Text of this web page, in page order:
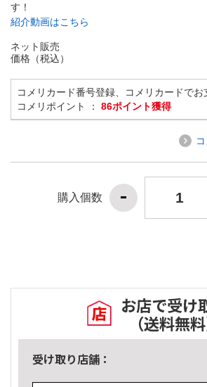
す！
紹介動画はこちら
ネット販売
価格（税込）
コメリカード番号登録、コメリカードでお
コメリポイント ： 86ポイント獲得
購入個数
お店で受け
（送料無料
受け取り店舗：